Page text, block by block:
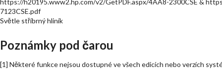
https://h20195.www2.hp.com/v2/GetPDF.aspx/4AA8-2300CSE &
7123CSE.pdf
Světle stříbrný hliník
Poznámky pod čarou
[1] Některé funkce nejsou dostupné ve všech edicích nebo verzích